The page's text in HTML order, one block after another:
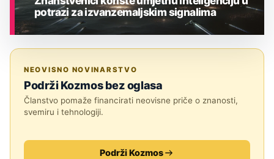
potrazi za izvanzemaljskim signalima
NEOVISNO NOVINARSTVO
Podrži Kozmos bez oglasa
Članstvo pomaže financirati neovisne priče o znanosti,
svemiru i tehnologiji.
Podrži Kozmos